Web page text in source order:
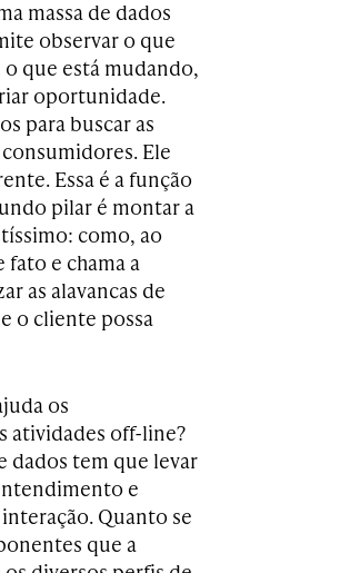
massa de dados
observar o que
que está mudando,
oportunidade.
para buscar as
Ele
Essa é a função
pilar é montar a
como, ao
e chama a
as alavancas de
o cliente possa
os
atividades off-line?
dados tem que levar
e
Quanto se
que a